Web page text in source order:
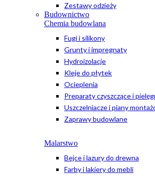
Zestawy odzieży
Budownictwo
Chemia budowlana
Fugi i silikony
Grunty i impregnaty
Hydroizolacje
Kleje do płytek
Ocieplenia
Preparaty czyszczące i
Uszczelniacze i piany
Zaprawy budowlane
Malarstwo
Bejce i lazury do drewna
Farby i lakiery do mebli